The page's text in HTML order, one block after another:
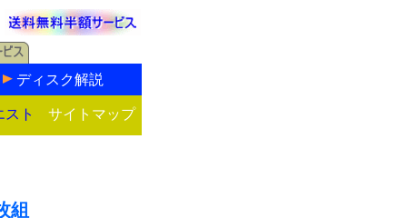
ディスク解説
スト サイトマップ
組